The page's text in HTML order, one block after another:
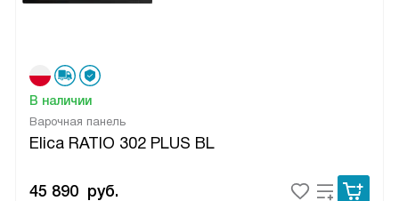
Варочная панель
Elica RATIO 302 PLUS BL
В наличии
45 890 руб.